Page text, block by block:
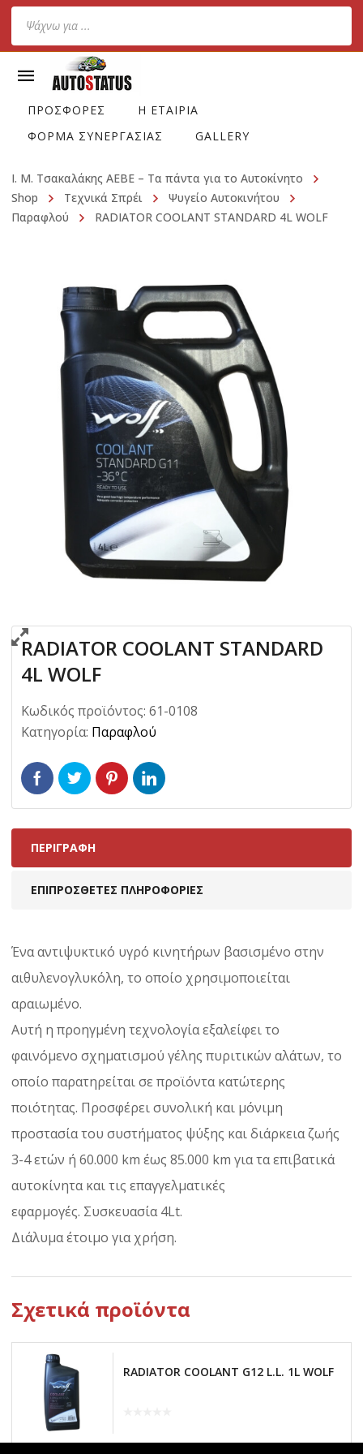
Products
search
ΠΡΟΣΦΟΡΕΣ
Η ΕΤΑΙΡΙΑ
ΦΟΡΜΑ ΣΥΝΕΡΓΑΣΙΑΣ
GALLERY
Ι. Μ. Τσακαλάκης ΑΕΒΕ – Τα πάντα για το Αυτοκίνητο
Shop
Τεχνικά Σπρέι
Ψυγείο Αυτοκινήτου
Παραφλού
RADIATOR COOLANT STANDARD 4L WOLF
RADIATOR COOLANT STANDARD
4L WOLF
Κωδικός προϊόντος: 61-0108
Κατηγορία: Παραφλού
ΠΕΡΙΓΡΑΦΉ
ΕΠΙΠΡΌΣΘΕΤΕΣ ΠΛΗΡΟΦΟΡΊΕΣ
Ένα αντιψυκτικό υγρό κινητήρων βασισμένο στην
αιθυλενογλυκόλη, το οποίο χρησιμοποιείται
αραιωμένο.
Αυτή η προηγμένη τεχνολογία εξαλείφει το
φαινόμενο σχηματισμού γέλης πυριτικών αλάτων, το
οποίο παρατηρείται σε προϊόντα κατώτερης
ποιότητας. Προσφέρει συνολική και μόνιμη
προστασία του συστήματος ψύξης και διάρκεια ζωής
3-4 ετών ή 60.000 km έως 85.000 km για τα επιβατικά
αυτοκίνητα και τις επαγγελματικές
εφαρμογές. Συσκευασία 4Lt.
Διάλυμα έτοιμο για χρήση.
Σχετικά προϊόντα
RADIATOR COOLANT G12 L.L. 1L WOLF